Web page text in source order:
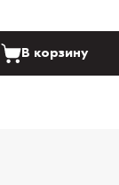
В корзину